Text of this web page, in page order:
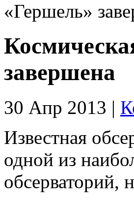
«Гершель»
завершена
30 Апр 2013 |
Известная
одной из
обсерваторий,